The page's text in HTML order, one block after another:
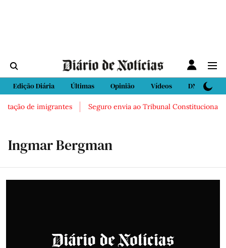
Edição Diária Últimas Opinião Vídeos DN Sport
de imigrantes Seguro envia ao Tribunal Constitucional
Ingmar Bergman